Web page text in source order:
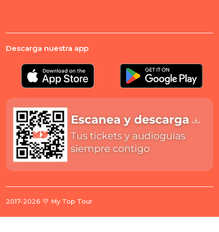
Descarga nuestra app
2017-2026 💛 My Top Tour